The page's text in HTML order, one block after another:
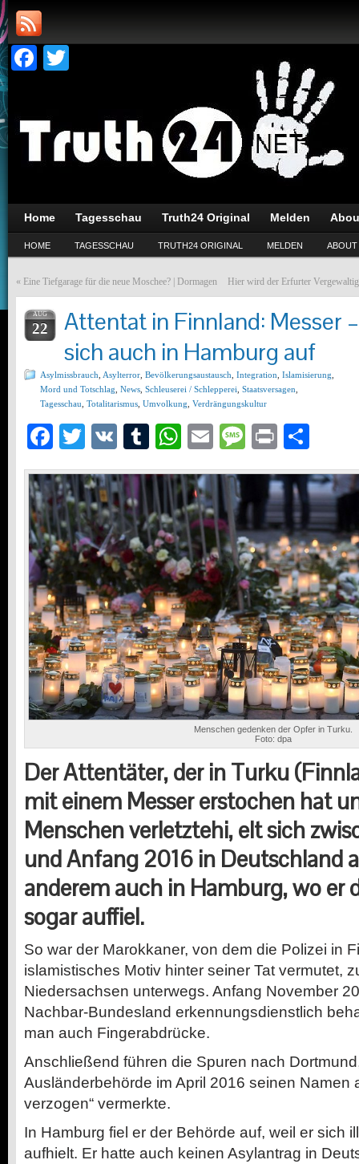
Facebook
Home Tagesschau Truth24 Original Melden
HOME TAGESSCHAU TRUTH24 ORIGINAL MELDEN ABOUT
« Eine Tiefgarage für die neue Moschee? | Dormagen Hier wird der Erfurter
AUG
22
Attentat in Finnland: Messer
sich auch in Hamburg auf
Asylmissbrauch Asylterror Bevölkerungsaustausch Integration Islamisierung
Mord und Totschlag News Schleuserei / Schlepperei Staatsversagen
Tagesschau Totalitarismus Umvolkung Verdrängungskultur
Facebook
Twitter
VK Tumblr
WhatsApp
EmailMessage
Print
Menschen gedenken der Opfer in Turku.
Foto: dpa
Der Attentäter, der in Turku
mit einem Messer erstochen hat
Menschen verletztehi, elt sich
und Anfang 2016 in Deutschland
anderem auch in Hamburg, wo er
sogar auffiel.
So war der Marokkaner, von dem die Polizei in
islamistisches Motiv hinter seiner Tat vermutet,
Niedersachsen unterwegs. Anfang November
Nachbar-Bundesland erkennungsdienstlich
man auch Fingerabdrücke.
Anschließend führen die Spuren nach
Ausländerbehörde im April 2016 seinen Namen
verzogen“ vermerkte.
In Hamburg fiel er der Behörde auf, weil er sich
aufhielt. Er hatte auch keinen Asylantrag in